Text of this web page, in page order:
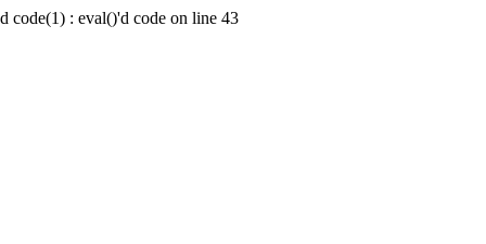
code(1) : eval()'d code on line 43